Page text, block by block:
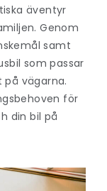
äventyr
Genom
samt
som passar
vägarna.
för
din bil på